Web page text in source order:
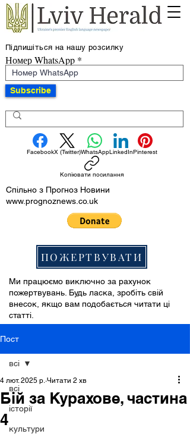
Підпишіться на нашу розсилку
Номер WhatsApp
Subscribe
FacebookX (Twitter)WhatsAppLinkedInPinterest
Копіювати посилання
Спільно з Прогноз Новини
www.prognoznews.co.uk
ПОЖЕРТВУВАТИ
Ми працюємо виключно за рахунок
пожертвувань. Будь ласка, зробіть свій
внесок, якщо вам подобається читати ці
статті.
Пост
всі
історії
культури
всі
Бій за Курахове, частина
4
4 лют. 2025 р. Читати 2 хв